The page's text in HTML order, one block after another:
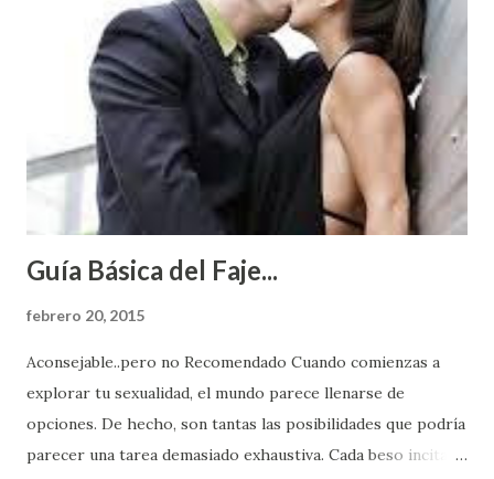
Guía Básica del Faje...
febrero 20, 2015
Aconsejable..pero no Recomendado Cuando comienzas a
explorar tu sexualidad, el mundo parece llenarse de
opciones. De hecho, son tantas las posibilidades que podría
parecer una tarea demasiado exhaustiva. Cada beso incita